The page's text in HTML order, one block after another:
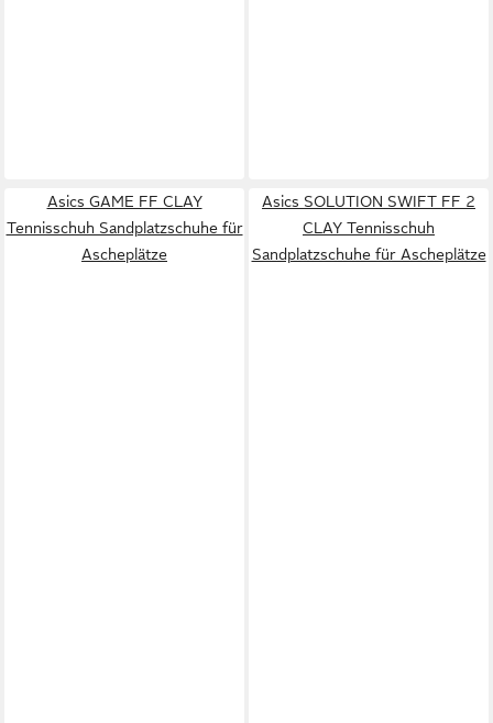
Asics GAME FF CLAY
Tennisschuh Sandplatzschuhe für
Ascheplätze
Asics SOLUTION SWIFT FF 2
CLAY Tennisschuh
Sandplatzschuhe für Ascheplätze